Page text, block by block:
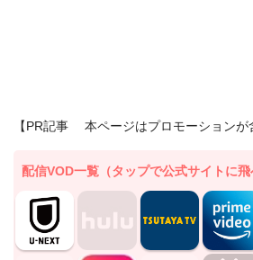
【PR記事 本ページはプロモーションが
配信VOD一覧（タップで公式サイトに飛